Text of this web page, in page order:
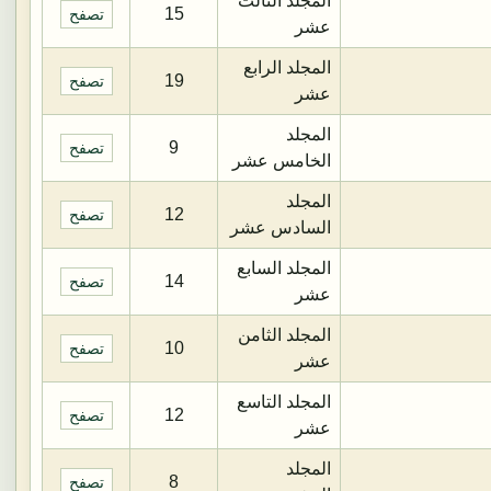
عشر
15 تصفح
المجلد الرابع
عشر
19 تصفح
المجلد
الخامس عشر
9 تصفح
المجلد
السادس عشر
12 تصفح
المجلد السابع
عشر
14 تصفح
المجلد الثامن
عشر
10 تصفح
المجلد التاسع
عشر
12 تصفح
المجلد
8 تصفح